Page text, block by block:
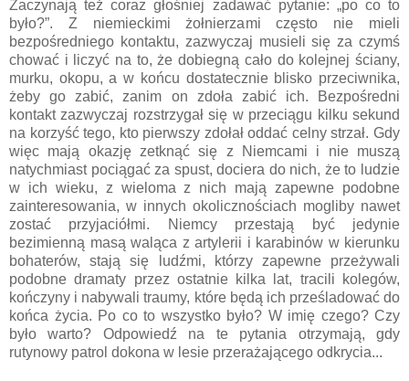
Zaczynają też coraz głośniej zadawać pytanie: „po co to
było?”. Z niemieckimi żołnierzami często nie mieli
bezpośredniego kontaktu, zazwyczaj musieli się za czymś
chować i liczyć na to, że dobiegną cało do kolejnej ściany,
murku, okopu, a w końcu dostatecznie blisko przeciwnika,
żeby go zabić, zanim on zdoła zabić ich. Bezpośredni
kontakt zazwyczaj rozstrzygał się w przeciągu kilku sekund
na korzyść tego, kto pierwszy zdołał oddać celny strzał. Gdy
więc mają okazję zetknąć się z Niemcami i nie muszą
natychmiast pociągać za spust, dociera do nich, że to ludzie
w ich wieku, z wieloma z nich mają zapewne podobne
zainteresowania, w innych okolicznościach mogliby nawet
zostać przyjaciółmi. Niemcy przestają być jedynie
bezimienną masą waląca z artylerii i karabinów w kierunku
bohaterów, stają się ludźmi, którzy zapewne przeżywali
podobne dramaty przez ostatnie kilka lat, tracili kolegów,
kończyny i nabywali traumy, które będą ich prześladować do
końca życia. Po co to wszystko było? W imię czego? Czy
było warto? Odpowiedź na te pytania otrzymają, gdy
rutynowy patrol dokona w lesie przerażającego odkrycia...